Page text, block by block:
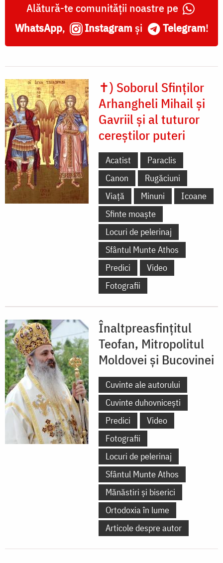
Alătură-te comunității noastre pe
WhatsApp, Instagram și Telegram!
✝) Soborul Sfinților
Arhangheli Mihail și
Gavriil și al tuturor
cereștilor puteri
Acatist
Paraclis
Canon
Rugăciuni
Viață
Minuni
Icoane
Sfinte moaște
Locuri de pelerinaj
Sfântul Munte Athos
Predici
Video
Fotografii
Înaltpreasfințitul
Teofan, Mitropolitul
Moldovei și Bucovinei
Cuvinte ale autorului
Cuvinte duhovnicești
Predici
Video
Fotografii
Locuri de pelerinaj
Sfântul Munte Athos
Mănăstiri și biserici
Ortodoxia în lume
Articole despre autor